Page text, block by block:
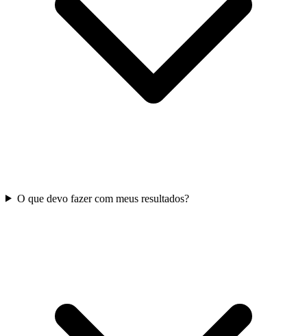
O que devo fazer com meus resultados?